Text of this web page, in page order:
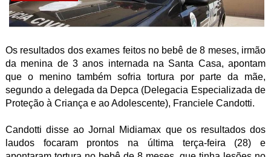
Os resultados dos exames feitos no bebê de 8 meses, irmão
da menina de 3 anos internada na Santa Casa, apontam
que o menino também sofria tortura por parte da mãe,
segundo a delegada da Depca (Delegacia Especializada de
Proteção à Criança e ao Adolescente), Franciele Candotti.
Candotti disse ao Jornal Midiamax que os resultados dos
laudos focaram prontos na última terça-feira (28) e